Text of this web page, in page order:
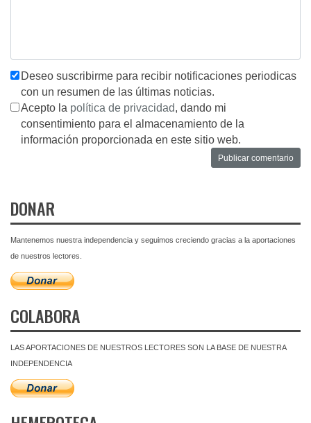
Deseo suscribirme para recibir notificaciones periodicas
con un resumen de las últimas noticias.
Acepto la política de privacidad, dando mi
consentimiento para el almacenamiento de la
información proporcionada en este sitio web.
DONAR
Mantenemos nuestra independencia y seguimos creciendo gracias a la aportaciones
de nuestros lectores.
COLABORA
LAS APORTACIONES DE NUESTROS LECTORES SON LA BASE DE NUESTRA
INDEPENDENCIA